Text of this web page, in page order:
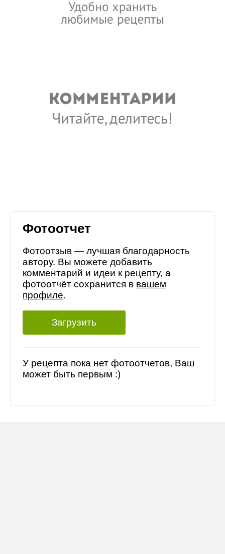
Фотоотчет
Фотоотзыв — лучшая благодарность
автору. Вы можете добавить
комментарий и идеи к рецепту, а
фотоотчёт сохранится в вашем
профиле.
Загрузить
У рецепта пока нет фотоотчетов, Ваш
может быть первым :)